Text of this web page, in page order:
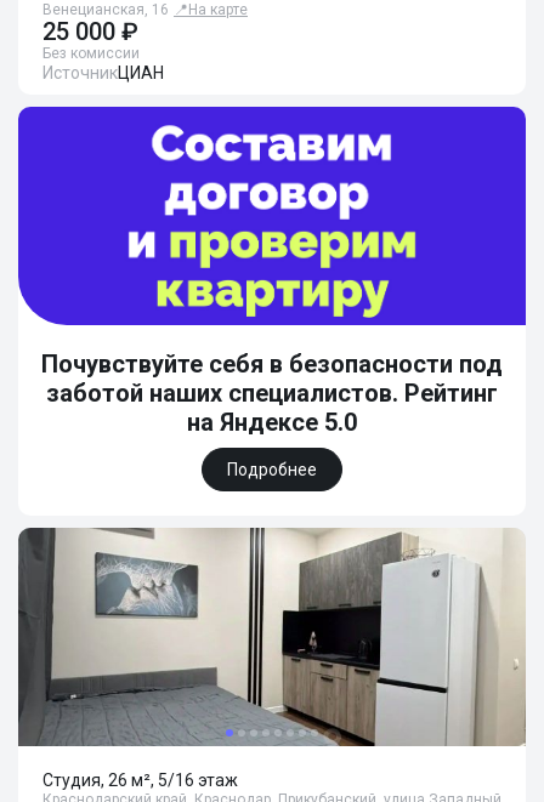
Венецианская, 16 📍 На карте
25 000 ₽
Без комиссии
ИсточникЦИАН
Почувствуйте себя в безопасности под
заботой наших специалистов. Рейтинг
на Яндексе 5.0
Подробнее
Студия, 26 м², 5/16 этаж